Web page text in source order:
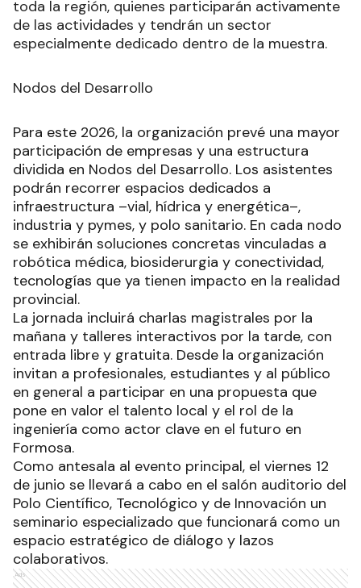
toda la región, quienes participarán activamente
de las actividades y tendrán un sector
especialmente dedicado dentro de la muestra.
Nodos del Desarrollo
Para este 2026, la organización prevé una mayor
participación de empresas y una estructura
dividida en Nodos del Desarrollo. Los asistentes
podrán recorrer espacios dedicados a
infraestructura –vial, hídrica y energética–,
industria y pymes, y polo sanitario. En cada nodo
se exhibirán soluciones concretas vinculadas a
robótica médica, biosiderurgia y conectividad,
tecnologías que ya tienen impacto en la realidad
provincial.
La jornada incluirá charlas magistrales por la
mañana y talleres interactivos por la tarde, con
entrada libre y gratuita. Desde la organización
invitan a profesionales, estudiantes y al público
en general a participar en una propuesta que
pone en valor el talento local y el rol de la
ingeniería como actor clave en el futuro en
Formosa.
Como antesala al evento principal, el viernes 12
de junio se llevará a cabo en el salón auditorio del
Polo Científico, Tecnológico y de Innovación un
seminario especializado que funcionará como un
espacio estratégico de diálogo y lazos
colaborativos.
Ads